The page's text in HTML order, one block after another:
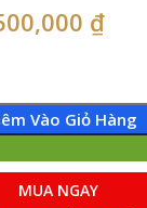
₫
Vào Giỏ Hàng
MUA NGAY